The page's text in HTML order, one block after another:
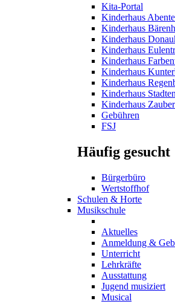
Kita-Portal
Kinderhaus
Kinderhaus
Kinderhaus
Kinderhaus
Kinderhaus
Kinderhaus
Kinderhaus
Kinderhaus
Kinderhaus
Gebühren
FSJ
Häufig gesucht
Bürgerbüro
Wertstoffhof
Schulen & Horte
Musikschule
Aktuelles
Anmeldung &
Unterricht
Lehrkräfte
Ausstattung
Jugend musiziert
Musical